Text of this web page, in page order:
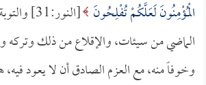
الْمُؤْمِنُونَ لَعَلَّكُمْ تُفْلِحُونَ
الماضي من سيئات، والإقلاع من ذلك وتركه
وخوفاً منه، مع العزم الصادق أن لا يعود فيه،